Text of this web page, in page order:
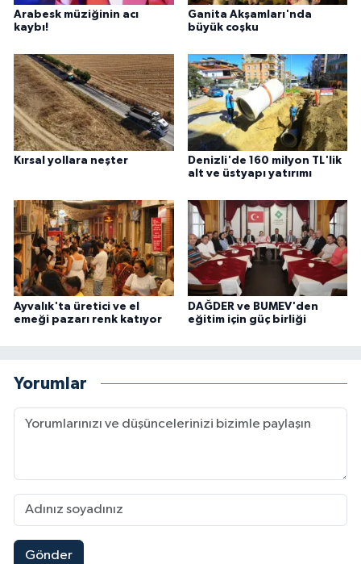
Arabesk müziğinin acı
kaybı!
Ganita Akşamları'nda
büyük coşku
Kırsal yollara neşter
Denizli'de 160 milyon TL'lik
alt ve üstyapı yatırımı
Ayvalık'ta üretici ve el
emeği pazarı renk katıyor
DAĞDER ve BUMEV'den
eğitim için güç birliği
Yorumlar
Gönder